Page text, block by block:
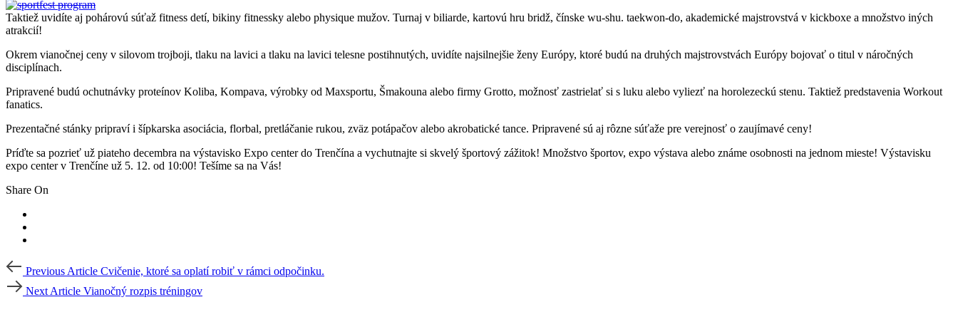
Taktiež uvidíte aj pohárovú súťaž fitness detí, bikiny fitnessky alebo physique mužov. Turnaj v biliarde, kartovú hru bridž, čínske wu-shu. taekwon-do, akademické majstrovstvá v kickboxe a množstvo iných
atrakcií!
Okrem vianočnej ceny v silovom trojboji, tlaku na lavici a tlaku na lavici telesne postihnutých, uvidíte najsilnejšie ženy Európy, ktoré budú na druhých majstrovstvách Európy bojovať o titul v náročných
disciplínach.
Pripravené budú ochutnávky proteínov Koliba, Kompava, výrobky od Maxsportu, Šmakouna alebo firmy Grotto, možnosť zastrielať si s luku alebo vyliezť na horolezeckú stenu. Taktiež predstavenia Workout
fanatics.
Prezentačné stánky pripraví i šípkarska asociácia, florbal, pretláčanie rukou, zväz potápačov alebo akrobatické tance. Pripravené sú aj rôzne súťaže pre verejnosť o zaujímavé ceny!
Príďte sa pozrieť už piateho decembra na výstavisko Expo center do Trenčína a vychutnajte si skvelý športový zážitok! Množstvo športov, expo výstava alebo známe osobnosti na jednom mieste! Výstavisku
expo center v Trenčíne už 5. 12. od 10:00! Tešíme sa na Vás!
Share On
Post
navigation
Article
Previous Article Cvičenie, ktoré sa oplatí robiť v rámci odpočinku.
Article
Next Article Vianočný rozpis tréningov